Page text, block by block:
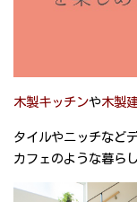
木製キッチンや木製
タイルやニッチなど
カフェのような暮ら